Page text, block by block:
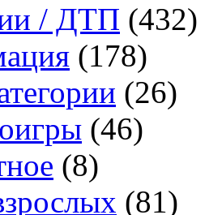
/ ДТП (432)
(178)
(26)
(46)
(8)
(81)